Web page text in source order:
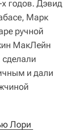
годов. Дэвид
Марк
ручной
МакЛейн
и дали
Лори